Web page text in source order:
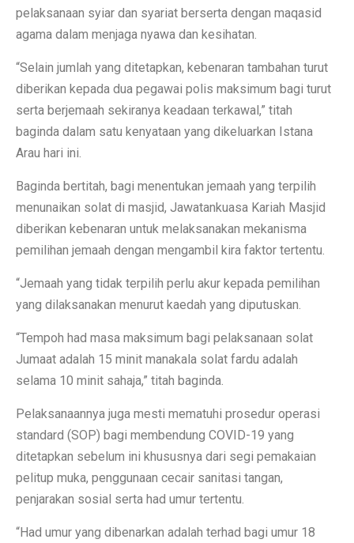
pelaksanaan syiar dan syariat berserta dengan maqasid
agama dalam menjaga nyawa dan kesihatan.
“Selain jumlah yang ditetapkan, kebenaran tambahan turut
diberikan kepada dua pegawai polis maksimum bagi turut
serta berjemaah sekiranya keadaan terkawal,” titah
baginda dalam satu kenyataan yang dikeluarkan Istana
Arau hari ini.
Baginda bertitah, bagi menentukan jemaah yang terpilih
menunaikan solat di masjid, Jawatankuasa Kariah Masjid
diberikan kebenaran untuk melaksanakan mekanisma
pemilihan jemaah dengan mengambil kira faktor tertentu.
“Jemaah yang tidak terpilih perlu akur kepada pemilihan
yang dilaksanakan menurut kaedah yang diputuskan.
“Tempoh had masa maksimum bagi pelaksanaan solat
Jumaat adalah 15 minit manakala solat fardu adalah
selama 10 minit sahaja,” titah baginda.
Pelaksanaannya juga mesti mematuhi prosedur operasi
standard (SOP) bagi membendung COVID-19 yang
ditetapkan sebelum ini khususnya dari segi pemakaian
pelitup muka, penggunaan cecair sanitasi tangan,
penjarakan sosial serta had umur tertentu.
“Had umur yang dibenarkan adalah terhad bagi umur 18